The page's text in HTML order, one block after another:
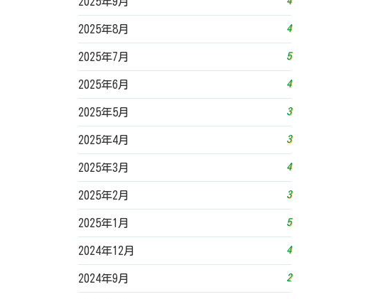
2025年8月 4
2025年7月 5
2025年6月 4
2025年5月 3
2025年4月 3
2025年3月 4
2025年2月 3
2025年1月 5
2024年12月 4
2024年9月 2